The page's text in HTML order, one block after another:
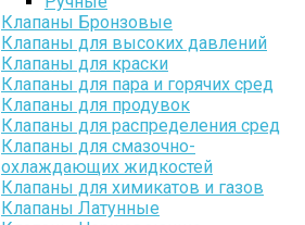
Клапаны Бронзовые
Клапаны для высоких давлений
Клапаны для краски
Клапаны для пара и горячих сред
Клапаны для продувок
Клапаны для распределения сред
Клапаны для смазочно-
охлаждающих жидкостей
Клапаны для химикатов и газов
Клапаны Латунные